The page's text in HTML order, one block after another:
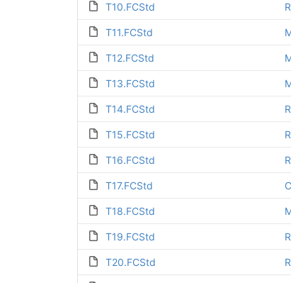
T10.FCStd
T11.FCStd
T12.FCStd
T13.FCStd
T14.FCStd
T15.FCStd
T16.FCStd
T17.FCStd
T18.FCStd
T19.FCStd
T20.FCStd